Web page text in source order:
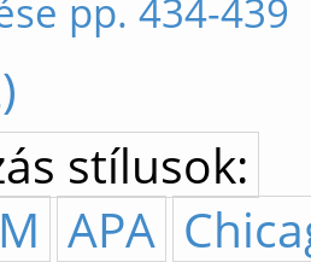
pp. 434-439
stílusok:
APA